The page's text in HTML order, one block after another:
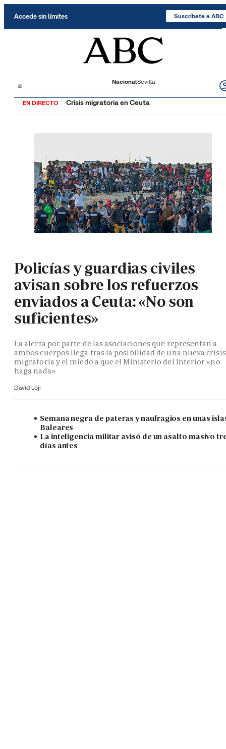
Accede sin límites Suscríbete a ABC
NacionalSevilla
EN DIRECTO Crisis migratoria en Ceuta
Policías y guardias civiles
avisan sobre los refuerzos
enviados a Ceuta: «No son
suficientes»
La alerta por parte de las asociaciones que representan a
ambos cuerpos llega tras la posibilidad de una nueva crisis
migratoria y el miedo a que el Ministerio del Interior «no
haga nada»
David Loji
Semana negra de pateras y naufragios en unas
Baleares
La inteligencia militar avisó de un asalto masivo
días antes